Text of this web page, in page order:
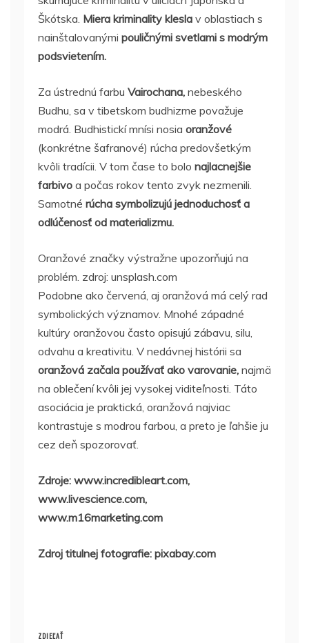
Škótska. Miera kriminality klesla v oblastiach s
nainštalovanými pouličnými svetlami s modrým
podsvietením.
Za ústrednú farbu Vairochana, nebeského
Budhu, sa v tibetskom budhizme považuje
modrá. Budhistickí mnísi nosia oranžové
(konkrétne šafranové) rúcha predovšetkým
kvôli tradícii. V tom čase to bolo najlacnejšie
farbivo a počas rokov tento zvyk nezmenili.
Samotné rúcha symbolizujú jednoduchosť a
odlúčenosť od materializmu.
Oranžové značky výstražne upozorňujú na
problém. zdroj: unsplash.com
Podobne ako červená, aj oranžová má celý rad
symbolických významov. Mnohé západné
kultúry oranžovou často opisujú zábavu, silu,
odvahu a kreativitu. V nedávnej histórii sa
oranžová začala používať ako varovanie, najmä
na oblečení kvôli jej vysokej viditeľnosti. Táto
asociácia je praktická, oranžová najviac
kontrastuje s modrou farbou, a preto je ľahšie ju
cez deň spozorovať.
Zdroje: www.incredibleart.com,
www.livescience.com,
www.m16marketing.com
Zdroj titulnej fotografie: pixabay.com
ZDIEĽAŤ